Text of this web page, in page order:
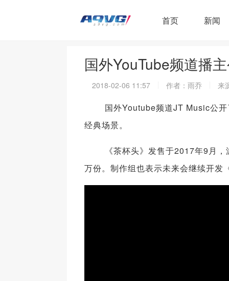
首页 新闻
国外YouTube频道播
2018-02-06 11:57 作者：雨乔 来
国外Youtube频道JT Music公开了
经典场景。
《茶杯头》发售于2017年9月，游
万份。制作组也表示未来会继续开发